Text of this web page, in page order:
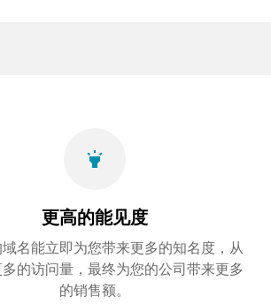
highlight
更高的能见度
名能立即为您带来更多的知名度，从
的访问量，最终为您的公司带来更多
的销售额。